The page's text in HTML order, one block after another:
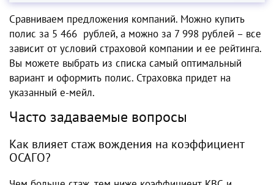
Сравниваем предложения компаний. Можно купить
полис за 5 466 рублей, а можно за 7 998 рублей – все
зависит от условий страховой компании и ее рейтинга.
Вы можете выбрать из списка самый оптимальный
вариант и оформить полис. Страховка придет на
указанный е-мейл.
Часто задаваемые вопросы
Как влияет стаж вождения на коэффициент
ОСАГО?